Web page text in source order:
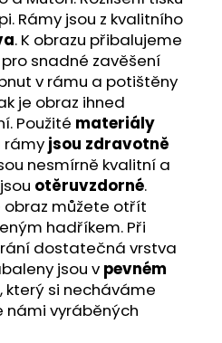
Rámy jsou z kvalitního
. K obrazu přibalujeme
pro snadné zavěšení
v rámu a potištěny
je obraz ihned
Použité materiály
rámy jsou zdravotně
nesmírně kvalitní a
otěruvzdorné.
obraz můžete otřít
hadříkem. Při
dostatečná vrstva
jsou v pevném
, který si necháváme
námi vyráběných